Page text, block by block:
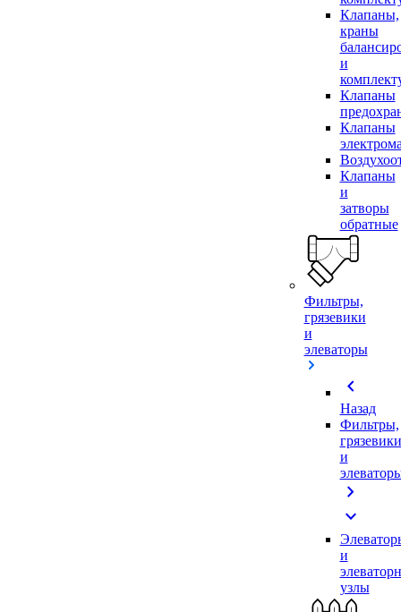
Клапаны,
краны
и
Клапаны
Клапаны
Клапаны
и
затворы
обратные
Фильтры,
грязевики
и
элеваторы
chevron_left
Назад
Фильтры,
грязевики
и
chevron_right
expand_more
и
узлы